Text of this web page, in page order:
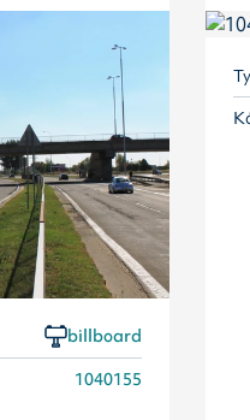
billboard
1040155